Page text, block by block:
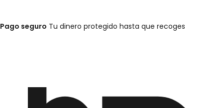
Pago seguro Tu dinero protegido hasta que recoges